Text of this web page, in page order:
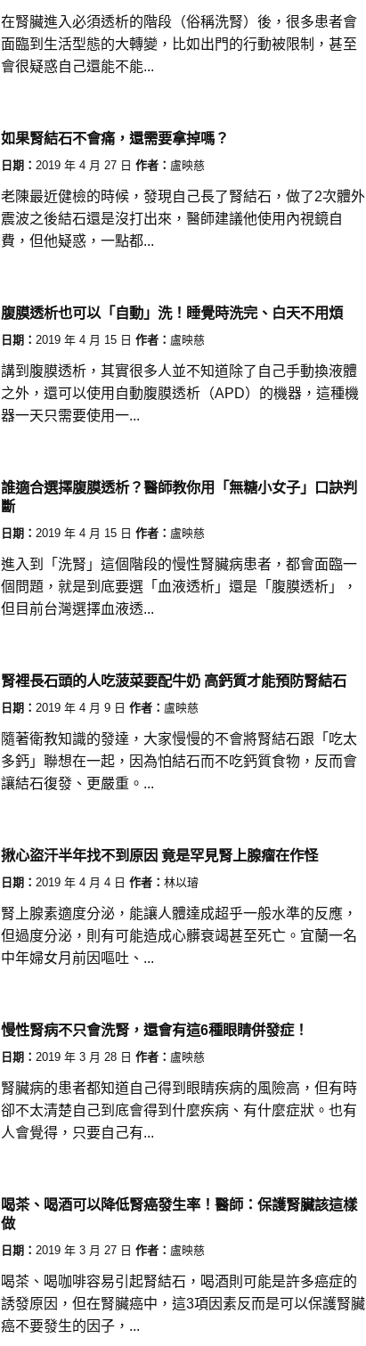
在腎臟進入必須透析的階段（俗稱洗腎）後，很多患者會
面臨到生活型態的大轉變，比如出門的行動被限制，甚至
會很疑惑自己還能不能...
如果腎結石不會痛，還需要拿掉嗎？
日期： 2019 年 4 月 27 日 作者： 盧映慈
老陳最近健檢的時候，發現自己長了腎結石，做了2次體外
震波之後結石還是沒打出來，醫師建議他使用內視鏡自
費，但他疑惑，一點都...
腹膜透析也可以「自動」洗！睡覺時洗完、白天不用煩
日期： 2019 年 4 月 15 日 作者： 盧映慈
講到腹膜透析，其實很多人並不知道除了自己手動換液體
之外，還可以使用自動腹膜透析（APD）的機器，這種機
器一天只需要使用一...
誰適合選擇腹膜透析？醫師教你用「無糖小女子」口訣判
斷
日期： 2019 年 4 月 15 日 作者： 盧映慈
進入到「洗腎」這個階段的慢性腎臟病患者，都會面臨一
個問題，就是到底要選「血液透析」還是「腹膜透析」，
但目前台灣選擇血液透...
腎裡長石頭的人吃菠菜要配牛奶 高鈣質才能預防腎結石
日期： 2019 年 4 月 9 日 作者： 盧映慈
隨著衛教知識的發達，大家慢慢的不會將腎結石跟「吃太
多鈣」聯想在一起，因為怕結石而不吃鈣質食物，反而會
讓結石復發、更嚴重。...
揪心盜汗半年找不到原因 竟是罕見腎上腺瘤在作怪
日期： 2019 年 4 月 4 日 作者： 林以璿
腎上腺素適度分泌，能讓人體達成超乎一般水準的反應，
但過度分泌，則有可能造成心髒衰竭甚至死亡。宜蘭一名
中年婦女月前因嘔吐、...
慢性腎病不只會洗腎，還會有這6種眼睛併發症！
日期： 2019 年 3 月 28 日 作者： 盧映慈
腎臟病的患者都知道自己得到眼睛疾病的風險高，但有時
卻不太清楚自己到底會得到什麼疾病、有什麼症狀。也有
人會覺得，只要自己有...
喝茶、喝酒可以降低腎癌發生率！醫師：保護腎臟該這樣
做
日期： 2019 年 3 月 27 日 作者： 盧映慈
喝茶、喝咖啡容易引起腎結石，喝酒則可能是許多癌症的
誘發原因，但在腎臟癌中，這3項因素反而是可以保護腎臟
癌不要發生的因子，...